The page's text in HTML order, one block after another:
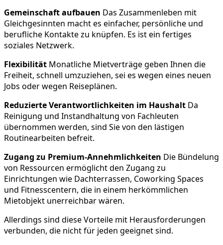
Gemeinschaft aufbauen Das Zusammenleben mit
Gleichgesinnten macht es einfacher, persönliche und
berufliche Kontakte zu knüpfen. Es ist ein fertiges
soziales Netzwerk.
Flexibilität Monatliche Mietverträge geben Ihnen die
Freiheit, schnell umzuziehen, sei es wegen eines neuen
Jobs oder wegen Reiseplänen.
Reduzierte Verantwortlichkeiten im Haushalt Da
Reinigung und Instandhaltung von Fachleuten
übernommen werden, sind Sie von den lästigen
Routinearbeiten befreit.
Zugang zu Premium-Annehmlichkeiten Die Bündelung
von Ressourcen ermöglicht den Zugang zu
Einrichtungen wie Dachterrassen, Coworking Spaces
und Fitnesscentern, die in einem herkömmlichen
Mietobjekt unerreichbar wären.
Allerdings sind diese Vorteile mit Herausforderungen
verbunden, die nicht für jeden geeignet sind.